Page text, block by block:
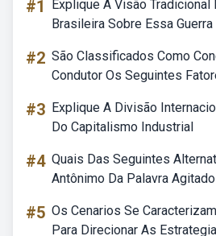
#1
Explique A Visão
Brasileira Sobre Essa Guerra
#2 São Classificados Como
Condutor Os Seguintes
#3 Explique A Divisão
Do Capitalismo Industrial
#4 Quais Das Seguintes
Antônimo Da Palavra Agitado
#5 Os Cenarios Se
Para Direcionar As